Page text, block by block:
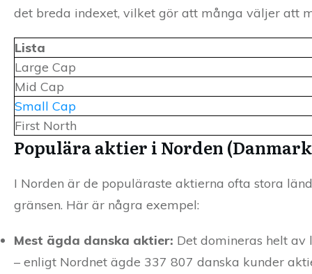
det breda indexet, vilket gör att många väljer att
Lista
Large Cap
Mid Cap
Small Cap
First North
Populära aktier i Norden
I Norden är de populäraste aktierna ofta stora
gränsen. Här är några exempel:
Mest ägda danska aktier: Det domineras helt av
– enligt Nordnet ägde 337 807 danska kunder